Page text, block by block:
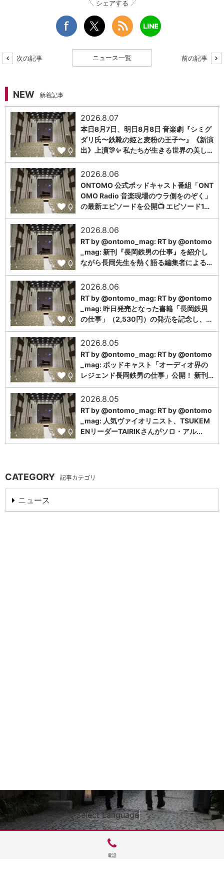
シェアする
次の記事 ニュース一覧 前の記事
NEW 新着記事
0
2026.8.07
本日8月7日、明日8月8日 音楽劇『シミグ
ダリ氏〜鉄靴の姫と麦粉の王子〜』《新演
出》上演🎊✨ 私たちが生きる世界の美し…
0
2026.8.06
ONTOMO 公式ポッドキャスト番組「ONT
OMO Radio 音楽現場のウラ側をのぞく」
の最新エピソードを公開📺 エピソード1…
0
2026.8.06
RT by @ontomo_mag: RT by @ontomo
_mag: 新刊『長岡鉄男の仕事』を紹介し
ながら長岡先生を熱く語る編集者による…
0
2026.8.06
RT by @ontomo_mag: RT by @ontomo
_mag: 昨日発売となった書籍「長岡鉄男
の仕事」（2,530円）の発売を記念し、…
0
2026.8.05
RT by @ontomo_mag: RT by @ontomo
_mag: ポッドキャスト「オーディオ界の
レジェンド長岡鉄男の仕事」公開！ 新刊…
0
2026.8.05
RT by @ontomo_mag: RT by @ontomo
_mag: 人気ヴァイオリニスト、TSUKEM
ENリーダーTAIRIKさんがソロ・アル...
CATEGORY 記事カテゴリ
ニュース
Select Language▼
電話